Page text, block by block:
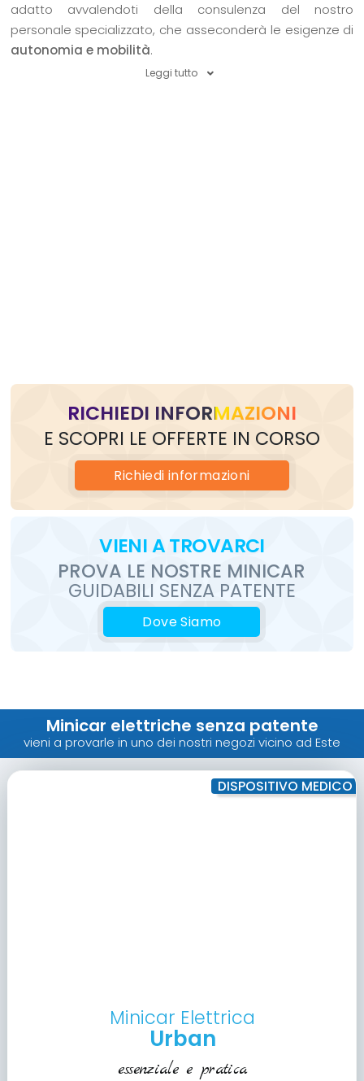
adatto avvalendoti della consulenza del nostro
personale specializzato, che asseconderà le esigenze di
autonomia e mobilità.
Leggi tutto
RICHIEDI INFORMAZIONI
E SCOPRI LE OFFERTE IN CORSO
Richiedi informazioni
VIENIA TROVARCI
PROVA LE NOSTRE MINICAR
GUIDABILI SENZA PATENTE
Dove Siamo
Minicar elettriche senza patente
vieni a provarle in uno dei nostri negozi vicino ad Este
DISPOSITIVO MEDICO
Minicar Elettrica
Urban
essenziale e pratica